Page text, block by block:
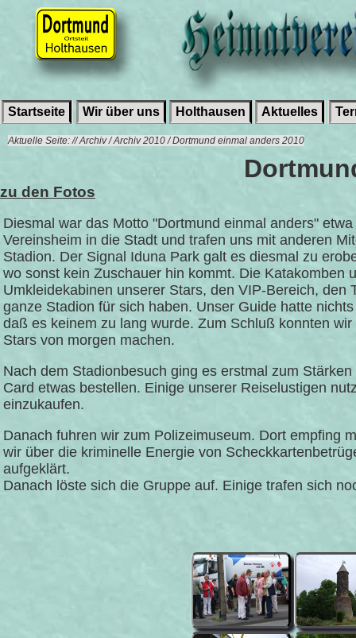
Startseite Wir über uns Holthausen Aktuelles
Aktuelle Seite: // Archiv / Archiv 2010 / Dortmund einmal anders 2010
zu den Fotos
Diesmal war das Motto "Dortmund einmal anders"
Vereinsheim in die Stadt und trafen uns mit anderen
Stadion. Der Signal Iduna Park galt es diesmal zu
wo sonst kein Zuschauer hin kommt. Die Katakomben
Umkleidekabinen unserer Stars, den VIP-Bereich,
ganze Stadion für sich haben. Unser Guide hatte
daß es keinem zu lang wurde. Zum Schluß konnten
Stars von morgen machen.
Nach dem Stadionbesuch ging es erstmal zum
Card etwas bestellen. Einige unserer Reiselustigen
einzukaufen.
Danach fuhren wir zum Polizeimuseum. Dort empfing
wir über die kriminelle Energie von
aufgeklärt.
Danach löste sich die Gruppe auf. Einige trafen sich